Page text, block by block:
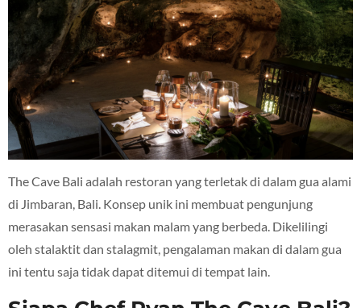
The Cave Bali adalah restoran yang terletak di dalam gua alami
di Jimbaran, Bali. Konsep unik ini membuat pengunjung
merasakan sensasi makan malam yang berbeda. Dikelilingi
oleh stalaktit dan stalagmit, pengalaman makan di dalam gua
ini tentu saja tidak dapat ditemui di tempat lain.